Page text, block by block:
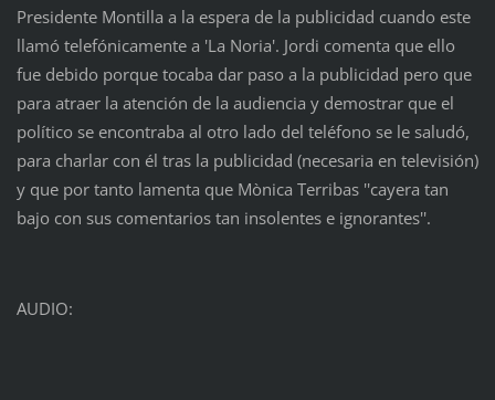
Presidente Montilla a la espera de la publicidad cuando este
llamó telefónicamente a 'La Noria'. Jordi comenta que ello
fue debido porque tocaba dar paso a la publicidad pero que
para atraer la atención de la audiencia y demostrar que el
político se encontraba al otro lado del teléfono se le saludó,
para charlar con él tras la publicidad (necesaria en televisión)
y que por tanto lamenta que Mònica Terribas ''cayera tan
bajo con sus comentarios tan insolentes e ignorantes''.
AUDIO: